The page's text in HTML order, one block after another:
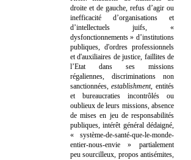
droite et de gauche, refus d’agir ou
inefficacité d’organisations et
d’intellectuels juifs, «
dysfonctionnements » d’institutions
publiques, d'ordres professionnels
et d'auxiliaires de justice, faillites de
l’Etat dans ses missions
régaliennes, discriminations non
sanctionnées,establishment, entités
et bureaucraties incontrôlés ou
oublieux de leurs missions, absence
de mises en jeu de responsabilités
publiques, intérêt général dédaigné,
« système-de-santé-que-le-monde-
entier-nous-envie » partialement
peu sourcilleux, propos antisémites,